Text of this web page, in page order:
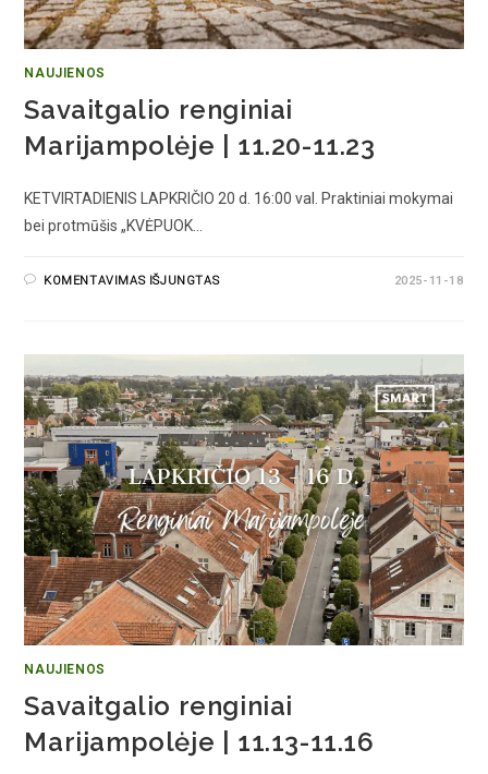
NAUJIENOS
Savaitgalio renginiai
Marijampolėje | 11.20-11.23
KETVIRTADIENIS LAPKRIČIO 20 d. 16:00 val. Praktiniai mokymai
bei protmūšis „KVĖPUOK…
KOMENTAVIMAS IŠJUNGTAS 2025-11-18
NAUJIENOS
Savaitgalio renginiai
Marijampolėje | 11.13-11.16